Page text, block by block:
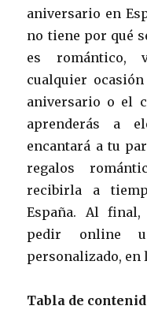
aniversario en
no tiene por qué
es romántico,
cualquier
aniversario o el
aprenderás a
encantará a tu
regalos
recibirla a
España. Al final,
pedir online
personalizado, en
Tabla de